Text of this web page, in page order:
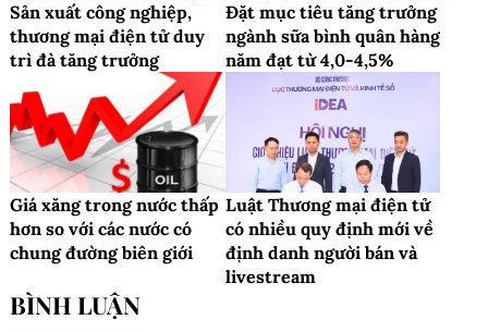
Sản xuất công nghiệp,
thương mại điện tử duy
trì đà tăng trưởng
Đặt mục tiêu tăng trưởng
ngành sữa bình quân hàng
năm đạt từ 4,0-4,5%
Giá xăng trong nước thấp
hơn so với các nước có
chung đường biên giới
Luật Thương mại điện tử
có nhiều quy định mới về
định danh người bán và
livestream